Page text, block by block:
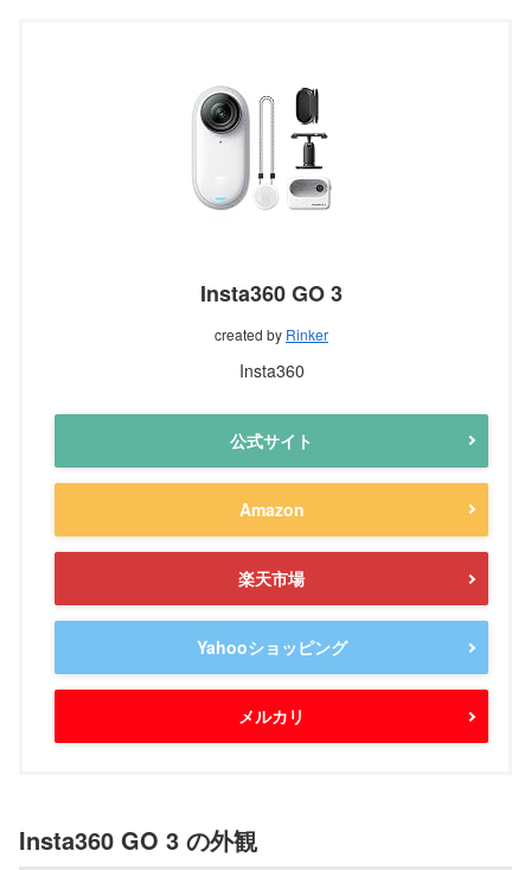
Insta360 GO 3
created by Rinker
Insta360
公式サイト
Amazon
楽天市場
Yahooショッピング
メルカリ
Insta360 GO 3 の外観